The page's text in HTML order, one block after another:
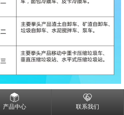
产品中心 联系我们